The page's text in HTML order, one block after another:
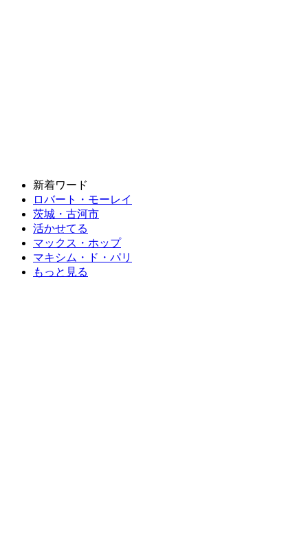
新着ワード
ロバート・モーレイ
茨城・古河市
活かせてる
マックス・ホップ
マキシム・ド・パリ
もっと見る